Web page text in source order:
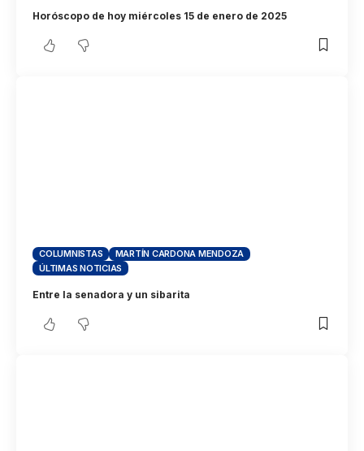
Horóscopo de hoy miércoles 15 de enero de 2025
COLUMNISTAS
MARTÍN CARDONA MENDOZA
ÚLTIMAS NOTICIAS
Entre la senadora y un sibarita